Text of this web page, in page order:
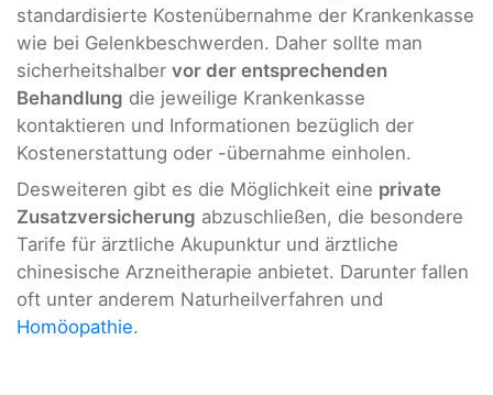
standardisierte Kostenübernahme der Krankenkasse
wie bei Gelenkbeschwerden. Daher sollte man
sicherheitshalber vor der entsprechenden
Behandlung die jeweilige Krankenkasse
kontaktieren und Informationen bezüglich der
Kostenerstattung oder -übernahme einholen.
Desweiteren gibt es die Möglichkeit eine private
Zusatzversicherung abzuschließen, die besondere
Tarife für ärztliche Akupunktur und ärztliche
chinesische Arzneitherapie anbietet. Darunter fallen
oft unter anderem Naturheilverfahren und
Homöopathie.